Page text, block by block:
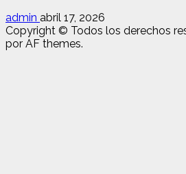
admin abril 17, 2026
Copyright © Todos los derechos
por AF themes.